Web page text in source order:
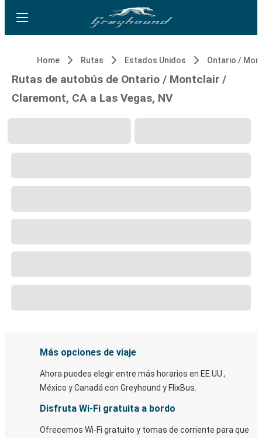
Home Rutas Estados Unidos
Rutas de autobús de Ontario / Montclair /
Claremont, CA a Las Vegas, NV
Más opciones de viaje
Ahora puedes elegir entre más horarios en EE.UU.,
México y Canadá con Greyhound y FlixBus.
Disfruta Wi-Fi gratuita a bordo
Ofrecemos Wi-Fi gratuito y tomas de corriente para que